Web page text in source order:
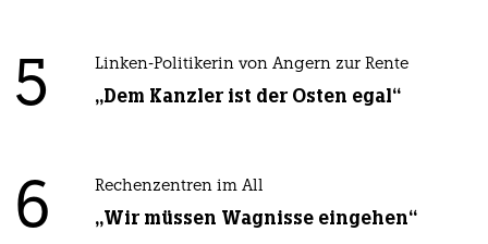
5 Linken-Politikerin von Angern zur Rente
„Dem Kanzler ist der Osten egal“
6 Rechenzentren im All
„Wir müssen Wagnisse eingehen“